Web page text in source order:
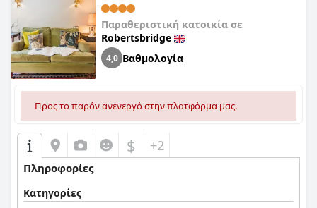
Παραθεριστική κατοικία σε
Robertsbridge
4,0 Βαθμολογία
Προς το παρόν ανενεργό στην πλατφόρμα μας.
$ +2
Πληροφορίες
Κατηγορίες